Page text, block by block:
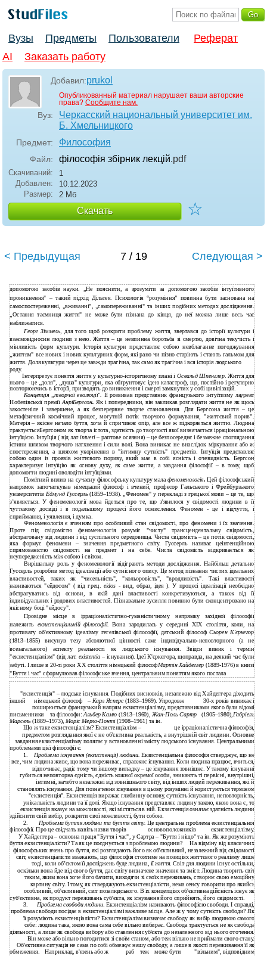
Вузы Предметы Пользователи
Реферат
AI
Заказать работу
Добавил:prukol
Опубликованный материал нарушает ваши авторские
права? Сообщите нам.
Вуз:
Черкасский национальный университет им.
Б. Хмельницкого
Предмет: Философия
Файл: філософія збірник лекцій.pdf
Скачиваний:
1
Добавлен:
10.12.2023
Размер:
2 Мб
Скачать ☆
< Предыдущая 7 / 19 Следующая >
допомогою засобів науки. „Не пояснити, а зрозуміти за допомогою засобів інтуїтивного
проникнення" – такий підхід Дільтея. Психологія “розуміння” повинна бути заснована на
самоспостереженні, „вживанні", „самопереживанні" та інших подібних методах дослідження.
„Остання таємниця життя" не може бути пізнана до кінця, до неї можна лише весь час
наближатися.
Георг Зіммель, для того щоб розкрити проблему життя, звертався до історії культури і
взаємовідносин людини з нею. Життя – це невпинна боротьба зі смертю, довічна текучість і
мінливість форм культури. Історія культури представляє собою невблаганне погоджування
„життям" все нових і нових культурних форм, які рано чи пізно старіють і стають гальмом для
життя. Доля культури через це завжди трагічна, так само як трагічна і вся історія людського
роду.
Інтерпретує поняття життя у культурно-історичному плані і Освальд Шпенглер. Життя для
нього – це „доля", „душа" культури, яка обґрунтовує ідею катастроф, що, постійно і регулярно
повторюючись в історії, призводять до виникнення і смерті замкнутих у собі цивілізацій.
Концепція „творчої еволюції". Її розвивав представник французького інтуїтизму лауреат
Нобелівської преміїАнріБергсон. Як і попередники, він закликав розглядати життя не як щось
закостеніле і завершене, а як безперервне творче становлення. Для Бергсона життя – це
метафізичний космічний процес, могутній потік творчого формування, "життєвий порив".
Матерія – якісне начало буття, хоча й спричиняє опір, але все ж підкоряється життю. Людина
трактуєтьсяБергсоном як творча істота, здатність до творчості якої визначається ірраціональною
інтуїцією. Інтуїція ( від латintueri– раптове осяяння) – це безпосереднє і безмежне споглядання
істини шляхом творчого натхнення і сили волі. Вона виникає не внаслідок міркування або ж
спостереження, а шляхом укорінення в "інтимну сутність" предметів. Інтуїція представляє
собою один із проявів життєвого пориву, який має в собі ясність і очевидність. Бергсон
характеризує інтуїцію як основу духу, як саме життя, а завдання філософії – в тому, щоб
допомогти людині оволодіти інтуїціями.
Помітний вплив на сучасну філософську культуру малафеноменологія.Цей філософський
напрямок започаткував німецький філософ і вчений, професор Гальського і Фрейбурзького
університетівЕдмунд Гуссерль(1859–1938). „Феномен" у перекладі з грецької мови – це те, що
з’являється. У феноменології мова йдеться про те, що з'явилося у свідомості людини в її
чуттєвому досвіді і в подальшому процесі його осмислення. Феномен - це і відчуття, і
сприймання, і уявлення, і думка.
Феноменологія є вченням про особливий стан свідомості, про феномени і їх значення.
Проте під свідомістю феноменологія розуміє "чисту" трансцендентальну свідомість,
абстраговану від людини і від суспільного середовища. Чиста свідомість – це потік свідомості,
яка формує феномени – значення предметного світу. Гуссерль називає цеінтенційною
спрямованістю свідомості на предмет і на себе. Чиста свідомість відкривається як
неупередженість між собою і світом.
Вирішальну роль у феноменології відіграють методи дослідження. Найбільш детально
Гуссерль розробив метод ідеалізації або сутнісного опису. Це метод пізнання чистих ідеальних
властивостей, таких як "чисельність", "кольоровість", "вродливість". Такі властивості
називаються "ейдосом" ( від грец. eidos - вид, образ, ідея ). У процесі ідеалізації необхідно
абстрагуватись від основи, в якій дані властивості конкретизуються, а також від її
індивідуальних і родових властивостей. Пізнавальне зусилля повинно бути сконцентровано на
якісному боці "ейдосу".
Провідне місце в ірраціоналістично-гуманістичному напрямку західної філософії
належить екзистенціальній філософії.Вона зародилась у середині XIX століття, коли, на
противагу об'єктивному ідеалізму гегелівської філософії, датський філософСьорен К'єркегор
(1813–1855) висунув тезу абсолютної цінності саме індивідуально-неповторного (а не
всезагального) аспекту реальності як людського існування. Звідси виник і термін
"екзистенціалізм" (від лат. existentia – існування). Ідеї К'єркегора, щоправда, на деякий час були
забуті. І лише в 20-ті роки XX століття німецький філософМартін Хайдеггер (1889-1976) в книзі
"Буття і час" сформулював філософське вчення, центральним поняттям якого постала
"екзистенція" – людське існування. Подібних висновків, незалежно від Хайдеггера діходить
інший німецький філософ – Карл Ясперс (1883–1969). Упродовж
30-х років виникає і
поширюється французький напрям екзистенціалізму, представниками якого були відомі
письменники
та філософи: Альбер Камю (1913–1960), Жан-Поль Сартр (1905–1980),Габріель
Марсель(1889–1973),МорісМерло-Понті (1908–1961) та ін.
це ірраціоналістична філософія,
Що ж таке екзистенціалізм? Екзистенціалізм –
предметом розглядання якої є не об'єктивна реальність, а внутрішній світ людини. Основне
завдання екзистенціалізму полягає у встановленні змісту людського існування. Центральними
проблемами цієї філософії є:
1.
Проблема існування (екзистенції) людини. Екзистенціальна філософія стверджує, що не
все, чим людина живе, що вона переживає, справжнє існування. Коли людина працює, вчиться,
відпочиває, радіє тому чи іншому випадку – це існування зовнішнє. У такому існуванні
губиться неповторна єдність, єдність кожної окремої особи, зникають ті первісні, внутрішні,
інтимні, начебто незалежні від зовнішнього світу, від інших людей переживання, які й
становлять існування. Для позначення існування в цьому розумінні й користуються терміном
"екзистенція". Екзистенція виражає глибинну основу, сутність існування, неповторність,
унікальність людини та її долі. Якщо існування представляє людину такою, якою вона є, то
екзистенція вказує на можливості, які містяться в ній. Екзистенція означає здатність людини
здійснити свій вибір, розкрити свої можливості, бути собою.
2. Проблема буття людини та буття світу.Це центральна проблема екзистенціальної
філософії. Про це свідчать навіть назви творів основоположників
екзистенціалізму.
У Хайдеггера – основна праця "Буття і час", у Сартра – "Буття і ніщо" та ін. Як же розуміють
буття екзистенціалісти? Та як це поєднується з проблемою людини?
На відміну від класичних
філософських вчень про буття, які розглядають його як об'єктивний, незалежний від свідомості
світ, екзистенціалісти вважають, що філософія стоятиме на позиціях життєвого реалізму лише
тоді, коли об’єктом її досліджень буде людина, її життя. Світ для людини існує остільки,
оскільки вона йде від свого буття, дає світу визначене значення та зміст. Людина творить світ
таким, яким вона хоче його бачити, виходячи зі своїх переживань, створює свою емоційну
картину світу. І тому, як стверджують екзистенціалісти, нема сенсу говорити про якийсь
особливий, об'єктивний, світ позалюдського. В їх концепціях об'єктивна дійсність існує як
суб'єктивна, як продукт переживань суб'єкта, як існування його сприйнять, його свідомості.
3.
Проблема свободи людини. Екзистенціалізм називають філософією свободи. І справді,
проблема свободи посідає в екзистенціалізмі важливе місце. Але ж у чому сутність свободи? Як
її розуміють екзистенціалісти? Екзистенціалізм визначає свободу як вибір людиною самого
себе: людина така, якою вона сама себе вільно вибирає. Свобода трактується не як свобода
діяльності, а лише як свобода вибору або ставлення суб'єкта до незалежного від нього оточення.
Він може або вільно погодитися зі своїм станом, або теж вільно не приймати свого стану.
Об'єктивна ситуація не сама по собі обмежує нашу свободу, а лише в якості переживання її як
обмеження. Наприклад, в'язень або ж раб теж може бути
"вільним", відповідним